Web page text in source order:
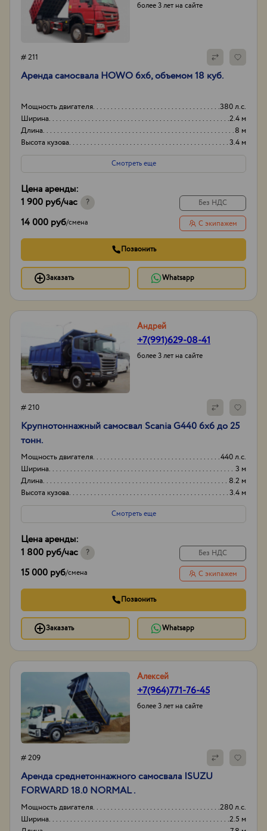
более 3 лет на сайте
# 211
Аренда самосвала HOWO 6x6, объемом 18 куб.
Мощность двигателя
380 л.с.
Ширина
2.4 м
Длина
8 м
Высота кузова
3.4 м
Смотреть еще
Цена аренды:
1 900 руб/час ?
14 000 руб/смена
Без НДС
С экипажем
Позвонить
Заказать Whatsapp
Андрей
+7(991)629-08-41
более 3 лет на сайте
# 210
Крупнотоннажный самосвал Scania G440 6х6 до 25
тонн.
Мощность двигателя
440 л.с.
Ширина
3 м
Длина
8.2 м
Высота кузова
3.4 м
Смотреть еще
Цена аренды:
1 800 руб/час ?
15 000 руб/смена
Без НДС
С экипажем
Позвонить
Заказать Whatsapp
Алексей
+7(964)771-76-45
более 3 лет на сайте
# 209
Аренда среднетоннажного самосвала ISUZU
FORWARD 18.0 NORMAL .
Мощность двигателя
280 л.с.
Ширина
2.5 м